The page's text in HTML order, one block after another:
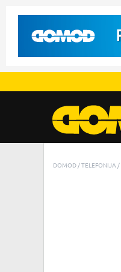
DOMOD TELEFONIJA